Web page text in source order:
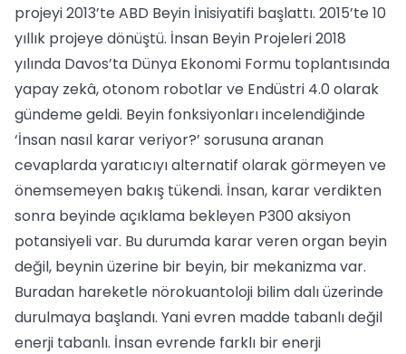
projeyi 2013’te ABD Beyin İnisiyatifi başlattı. 2015’te 10
yıllık projeye dönüştü. İnsan Beyin Projeleri 2018
yılında Davos’ta Dünya Ekonomi Formu toplantısında
yapay zekâ, otonom robotlar ve Endüstri 4.0 olarak
gündeme geldi. Beyin fonksiyonları incelendiğinde
‘İnsan nasıl karar veriyor?’ sorusuna aranan
cevaplarda yaratıcıyı alternatif olarak görmeyen ve
önemsemeyen bakış tükendi. İnsan, karar verdikten
sonra beyinde açıklama bekleyen P300 aksiyon
potansiyeli var. Bu durumda karar veren organ beyin
değil, beynin üzerine bir beyin, bir mekanizma var.
Buradan hareketle nörokuantoloji bilim dalı üzerinde
durulmaya başlandı. Yani evren madde tabanlı değil
enerji tabanlı. İnsan evrende farklı bir enerji